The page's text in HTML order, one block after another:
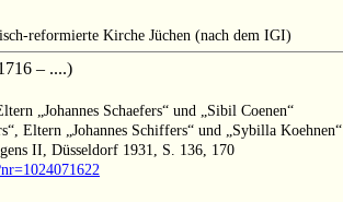
reformierte Kirche Jüchen (nach dem IGI)
– ....)
„Johannes Schaefers“ und „Sibil Coenen“
Eltern „Johannes Schiffers“ und „Sybilla Koehnen“
II, Düsseldorf 1931, S. 136, 170